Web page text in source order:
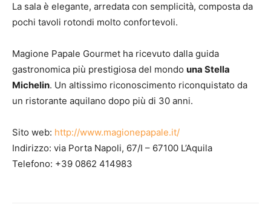
La sala è elegante, arredata con semplicità, composta da
pochi tavoli rotondi molto confortevoli.
Magione Papale Gourmet ha ricevuto dalla guida
gastronomica più prestigiosa del mondo una Stella
Michelin. Un altissimo riconoscimento riconquistato da
un ristorante aquilano dopo più di 30 anni.
Sito web: http://www.magionepapale.it/
Indirizzo: via Porta Napoli, 67/I – 67100 L’Aquila
Telefono: +39 0862 414983